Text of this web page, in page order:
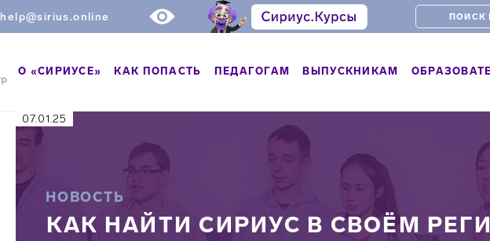
help@sirius.online
О «СИРИУСЕ» КАК ПОПАСТЬ ПЕДАГОГАМ ВЫПУСКНИКАМ
07.01.25
НОВОСТЬ
КАК НАЙТИ СИРИУС В СВОЁМ